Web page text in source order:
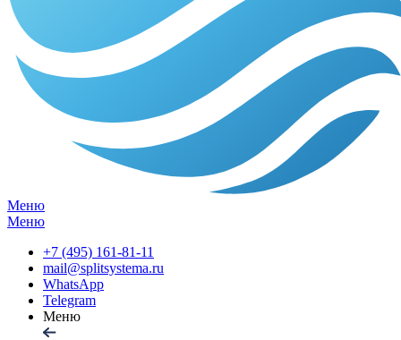
Меню
Меню
+7 (495) 161-81-11
mail@splitsystema.ru
WhatsApp
Telegram
Меню